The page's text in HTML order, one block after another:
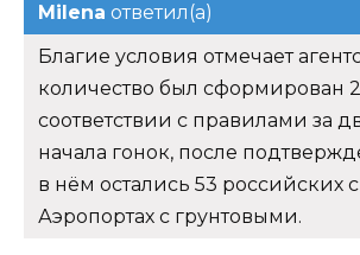
Milena ответил(а)
Благие условия отмечает
количество был сформирован
соответствии с правилами за
начала гонок, после
в нём остались 53 российских
Аэропортах с грунтовыми.